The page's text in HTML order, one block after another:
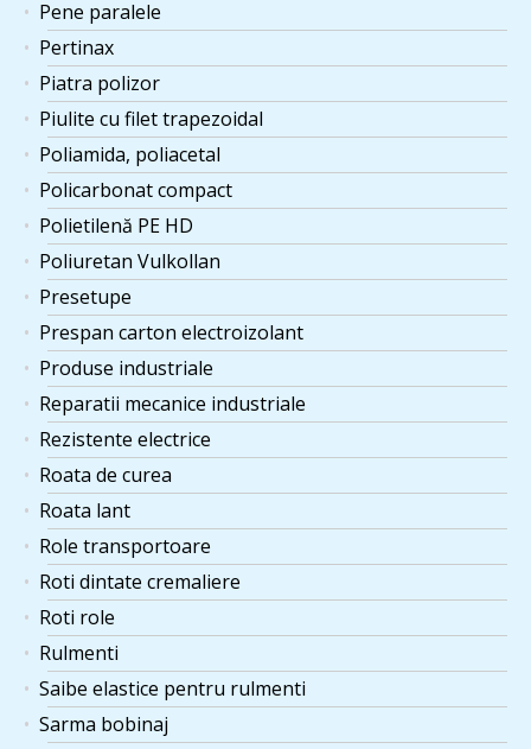
Pene paralele
Pertinax
Piatra polizor
Piulite cu filet trapezoidal
Poliamida, poliacetal
Policarbonat compact
Polietilenă PE HD
Poliuretan Vulkollan
Presetupe
Prespan carton electroizolant
Produse industriale
Reparatii mecanice industriale
Rezistente electrice
Roata de curea
Roata lant
Role transportoare
Roti dintate cremaliere
Roti role
Rulmenti
Saibe elastice pentru rulmenti
Sarma bobinaj